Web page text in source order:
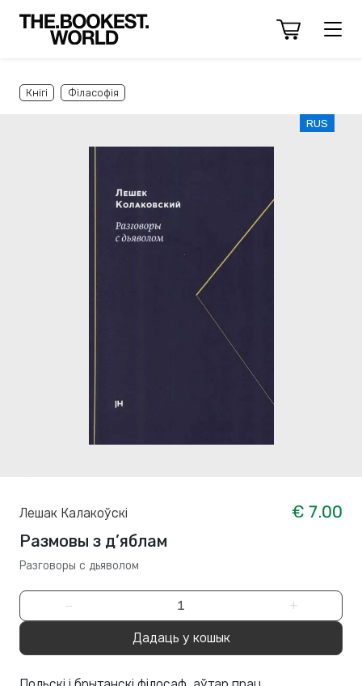
Кнігі Філасофія
RUS
Лешак Калакоўскі
€ 7.00
Размовы з д’яблам
Разговоры с дьяволом
− +
Дадаць у кошык